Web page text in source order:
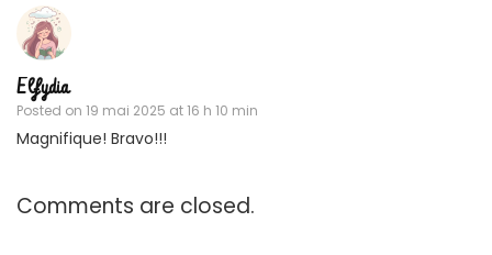
Elfydia
Posted on 19 mai 2025 at 16 h 10 min
Magnifique! Bravo!!!
Comments are closed.